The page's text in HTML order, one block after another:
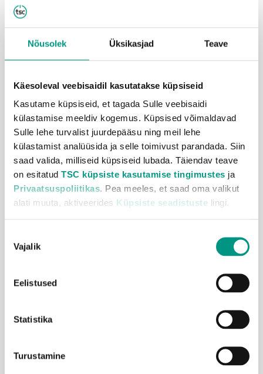
Nõusolek Üksikasjad Teave
Käesoleval veebisaidil kasutatakse küpsiseid
Kasutame küpsiseid, et tagada Sulle veebisaidi
külastamise meeldiv kogemus. Küpsised võimaldavad
Sulle lehe turvalist juurdepääsu ning meil lehe
külastamist analüüsida ja selle toimivust parandada. Siin
saad valida, milliseid küpsiseid lubada. Täiendav teave
on esitatud TSC küpsiste kasutamise tingimustes ja
Privaatsuspoliitikas. Pea meeles, et saad oma valikut
alati muuta, aktiveerides Küpsiste seadistuste lingi.
valik
Vajalik
Eelistused
Statistika
Turustamine
tuua, et vajadusel kataks igal juhul
3. Laiendatud või
lisagarantii seadmete
tootmisvigadele
Tootja garantii on standardkaitse, mis uue tehnikavidina
või seadme ostmisel kaasa antakse. See kehtib tavaliselt
1–2 aastat ja katab tootmisvead või tehnilised
probleemid. Kuid see on siiski vaid 1–2 aastat ja kui
lisagarantii, mis pikendab tootja kindlustuskaitse
viieaastase garantiiaja. Arvestama peab aga sellega, et
kasutatakse vastavalt tootja garantiitingimustele. Mõned
jooksul ka tasuta hooldust.